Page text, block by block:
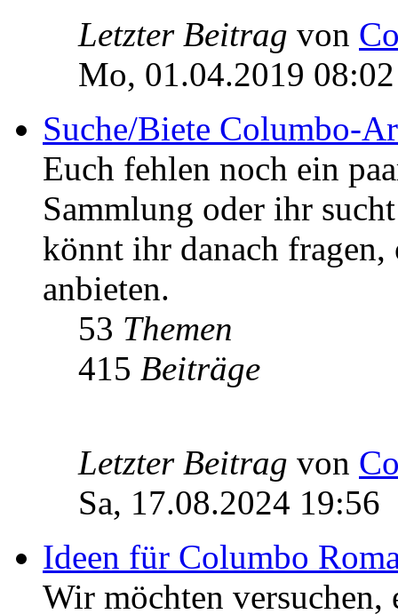
Letzter Beitrag von
Mo, 01.04.2019 08:02
Suche/Biete Columbo-
Euch fehlen noch ein
Sammlung oder ihr
könnt ihr danach
anbieten.
53 Themen
415 Beiträge
Letzter Beitrag von
Sa, 17.08.2024 19:56
Ideen für Columbo
Wir möchten